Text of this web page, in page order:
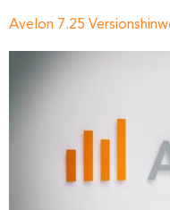
Avelon 7.25